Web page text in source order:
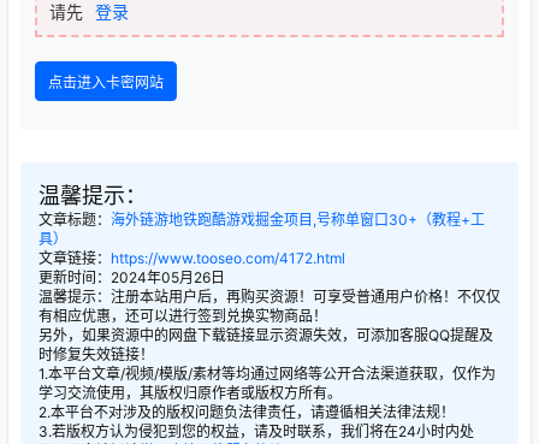
请先 登录
点击进入卡密网站
温馨提示：
文章标题： 海外链游地铁跑酷游戏掘金项目,号称单窗口30+（教程+工
具）
文章链接： https://www.tooseo.com/4172.html
更新时间：2024年05月26日
温馨提示：注册本站用户后，再购买资源！可享受普通用户价格！不仅仅
有相应优惠，还可以进行签到兑换实物商品！
另外，如果资源中的网盘下载链接显示资源失效，可添加客服QQ提醒及
时修复失效链接！
1.本平台文章/视频/模版/素材等均通过网络等公开合法渠道获取，仅作为
学习交流使用，其版权归原作者或版权方所有。
2.本平台不对涉及的版权问题负法律责任，请遵循相关法律法规！
3.若版权方认为侵犯到您的权益，请及时联系，我们将在24小时内处